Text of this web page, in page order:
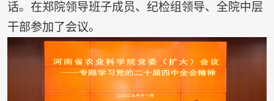
话。在郑院领导班子成员、纪检组领导、全院中层
干部参加了会议。